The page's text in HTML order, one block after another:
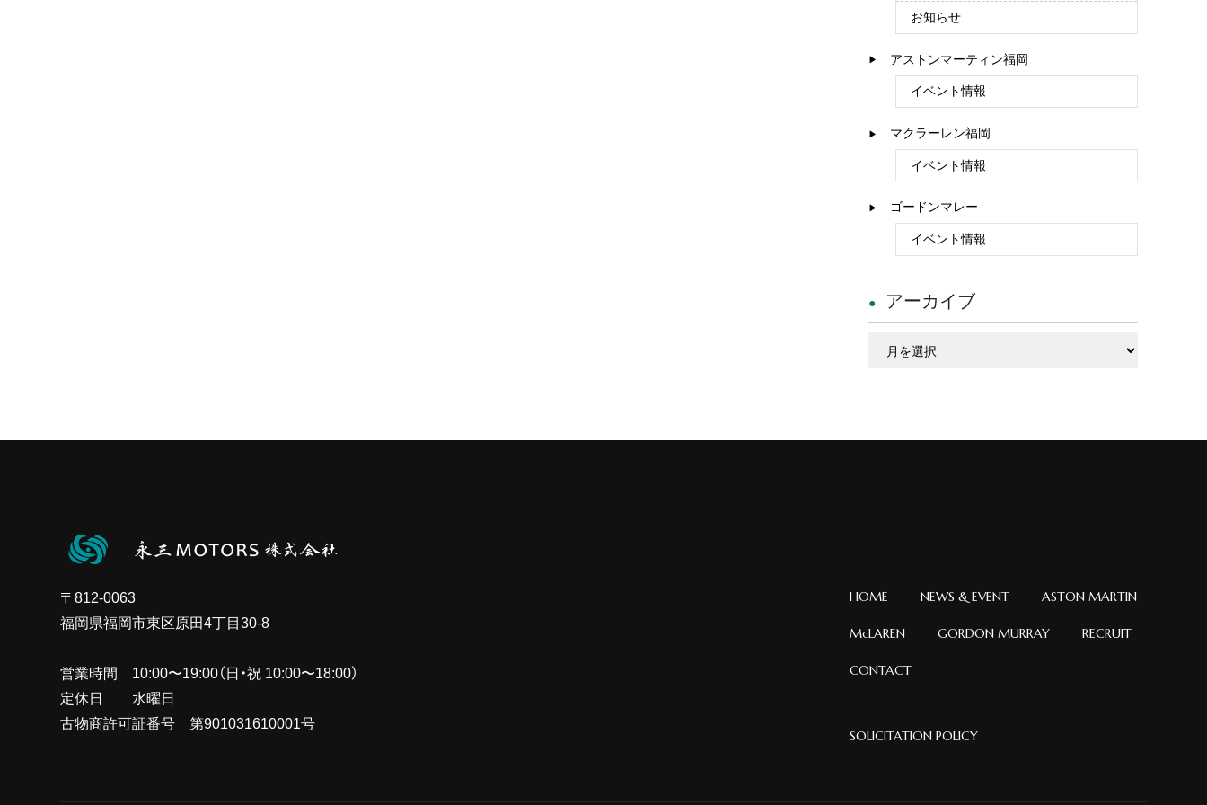
お知らせ
アストンマーティン福岡
イベント情報
マクラーレン福岡
イベント情報
ゴードンマレー
イベント情報
アーカイブ
ブ
〒812-0063
福岡県福岡市東区原田4丁目30-8
営業時間 10:00〜19:00（日・祝 10:00〜18:00）
定休日 水曜日
古物商許可証番号 第901031610001号
HOME NEWS & EVENT ASTON MARTIN
McLAREN GORDON MURRAY RECRUIT
CONTACT
SOLICITATION POLICY